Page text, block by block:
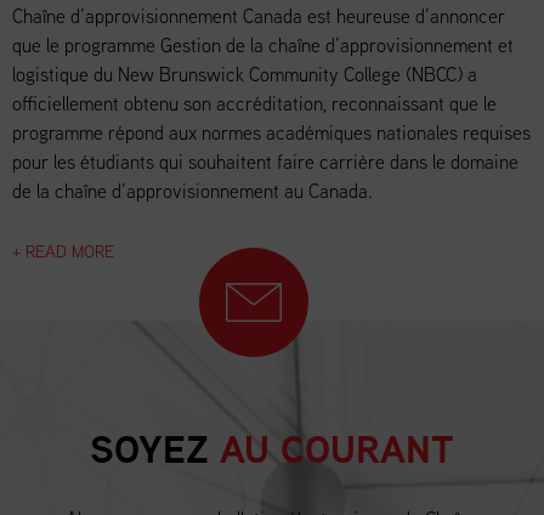
Chaîne d’approvisionnement Canada est heureuse d’annoncer
que le programme Gestion de la chaîne d’approvisionnement et
logistique du New Brunswick Community College (NBCC) a
officiellement obtenu son accréditation, reconnaissant que le
programme répond aux normes académiques nationales requises
pour les étudiants qui souhaitent faire carrière dans le domaine
de la chaîne d’approvisionnement au Canada.
+ READ MORE
SOYEZ AU COURANT